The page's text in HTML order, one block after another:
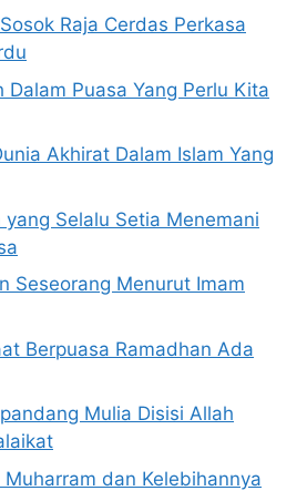
Raja Cerdas Perkasa
Dalam Puasa Yang Perlu Kita
Akhirat Dalam Islam Yang
Selalu Setia Menemani
Seseorang Menurut Imam
Berpuasa Ramadhan Ada
Mulia Disisi Allah
dan Kelebihannya